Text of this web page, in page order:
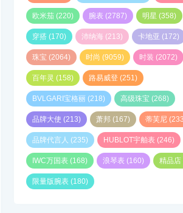
欧米茄 (220) 腕表 (2787) 明星 (358)
穿搭 (170) 沛纳海 (213) 卡地亚 (172)
珠宝 (2064) 时尚 (9059) 时装 (2072)
百年灵 (158) 路易威登 (251)
BVLGARI宝格丽 (218) 高级珠宝 (268)
品牌大使 (213) 萧邦 (167) 蒂芙尼
品牌代言人 (235) HUBLOT宇舶表 (246)
IWC万国表 (168) 浪琴表 (160) 精品店
限量版腕表 (180)